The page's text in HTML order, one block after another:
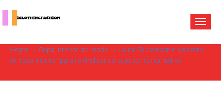
Hogar → Ropa interior de moda → Laura Fa comparte una foto
en ropa interior para reivindicar su cuerpo no normativo